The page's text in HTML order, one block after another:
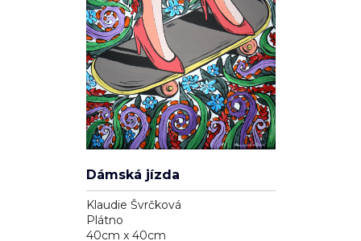
Dámská jízda
Klaudie Švrčková
Plátno
40cm x 40cm